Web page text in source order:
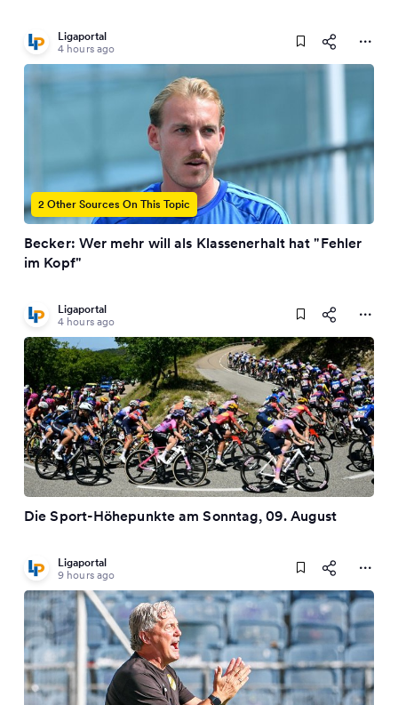
Ligaportal
4 hours ago
2 Other Sources On This Topic
Becker: Wer mehr will als Klassenerhalt hat "Fehler
im Kopf"
Ligaportal
4 hours ago
Die Sport-Höhepunkte am Sonntag, 09. August
Ligaportal
9 hours ago